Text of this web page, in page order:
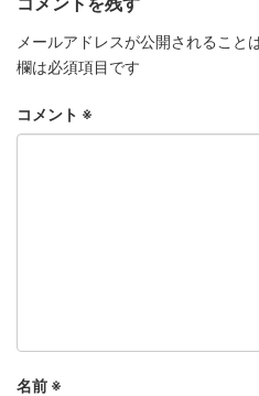
メールアドレスが公開されること
欄は必須項目です
コメント ※
名前 ※